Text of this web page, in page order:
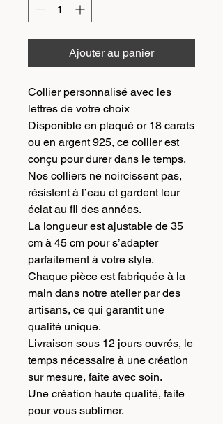
Ajouter au panier
Collier personnalisé avec les
lettres de votre choix
Disponible en plaqué or 18 carats
ou en argent 925, ce collier est
conçu pour durer dans le temps.
Nos colliers ne noircissent pas,
résistent à l’eau et gardent leur
éclat au fil des années.
La longueur est ajustable de 35
cm à 45 cm pour s’adapter
parfaitement à votre style.
Chaque pièce est fabriquée à la
main dans notre atelier par des
artisans, ce qui garantit une
qualité unique.
Livraison sous 12 jours ouvrés, le
temps nécessaire à une création
sur mesure, faite avec soin.
Une création haute qualité, faite
pour vous sublimer.